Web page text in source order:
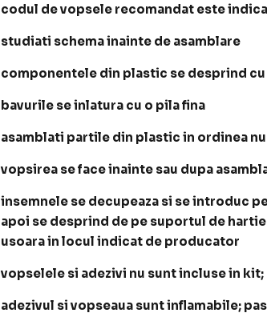
codul de vopsele recomandat este
studiati schema inainte de asamblare
componentele din plastic se desprind
bavurile se inlatura cu o pila fina
asamblati partile din plastic in ordinea
vopsirea se face inainte sau dupa
insemnele se decupeaza si se introduc
apoi se desprind de pe suportul de
usoara in locul indicat de producator
vopselele si adezivi nu sunt incluse in kit;
adezivul si vopseaua sunt inflamabile;